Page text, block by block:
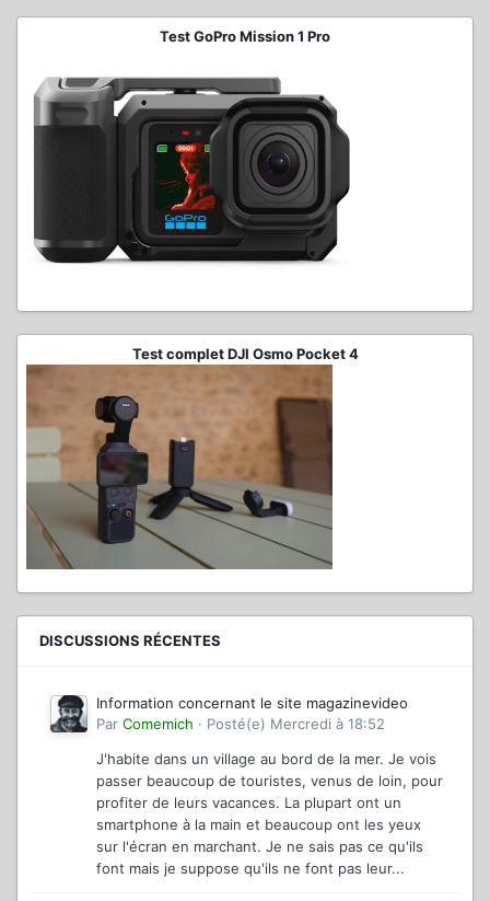
Test GoPro Mission 1 Pro
Test complet DJI Osmo Pocket 4
DISCUSSIONS RÉCENTES
Information concernant le site magazinevideo
Par Comemich · Posté(e) Mercredi à 18:52
J'habite dans un village au bord de la mer. Je vois
passer beaucoup de touristes, venus de loin, pour
profiter de leurs vacances. La plupart ont un
smartphone à la main et beaucoup ont les yeux
sur l'écran en marchant. Je ne sais pas ce qu'ils
font mais je suppose qu'ils ne font pas leur...